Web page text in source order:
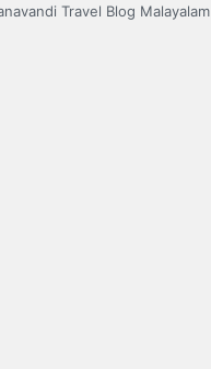
Travel Blog Malayalam